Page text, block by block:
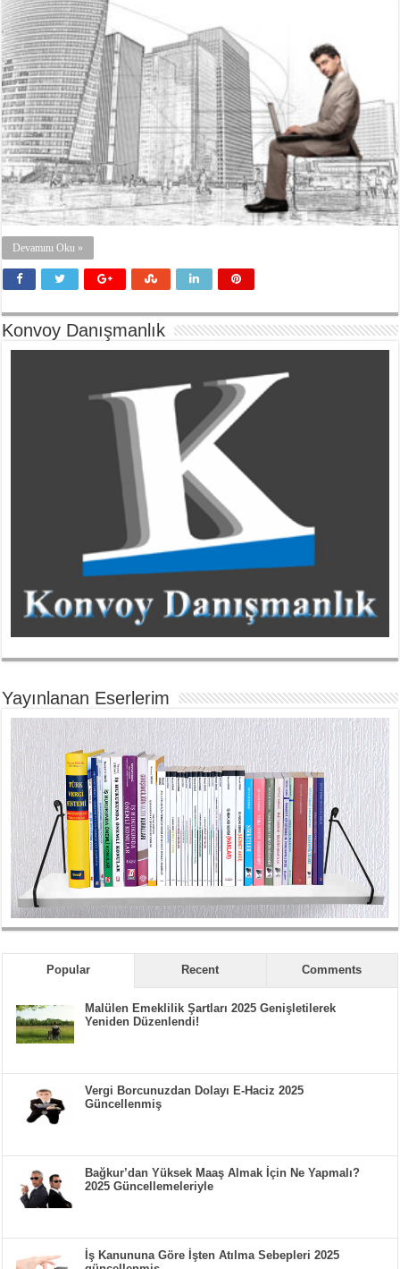
Devamını Oku »
Konvoy Danışmanlık
Yayınlanan Eserlerim
Popular Recent Comments
Malülen Emeklilik Şartları 2025 Genişletilerek
Yeniden Düzenlendi!
Vergi Borcunuzdan Dolayı E-Haciz 2025
Güncellenmiş
Bağkur’dan Yüksek Maaş Almak İçin Ne Yapmalı?
2025 Güncellemeleriyle
İş Kanununa Göre İşten Atılma Sebepleri 2025